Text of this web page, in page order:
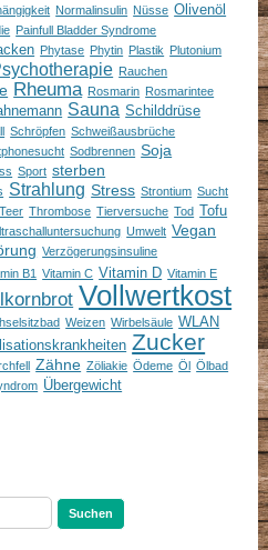
Normalinsulin Nüsse Olivenöl
Painfull Bladder Syndrome
Phytase Phytin Plastik Plutonium
Rauchen
Rheuma Rosmarin Rosmarintee
Sauna Schilddrüse
Schröpfen Schweißausbrüche
Sodbrennen Soja
Sport sterben
Strahlung Stress Strontium Sucht
Teer Thrombose Tierversuche Tod Tofu
Umwelt Vegan
Verzögerungsinsuline
B1 Vitamin C Vitamin D Vitamin E
Vollwertkost
Weizen Wirbelsäule WLAN
Zucker
Zähne Zöliakie Ödeme Öl
Ölbad
Übergewicht